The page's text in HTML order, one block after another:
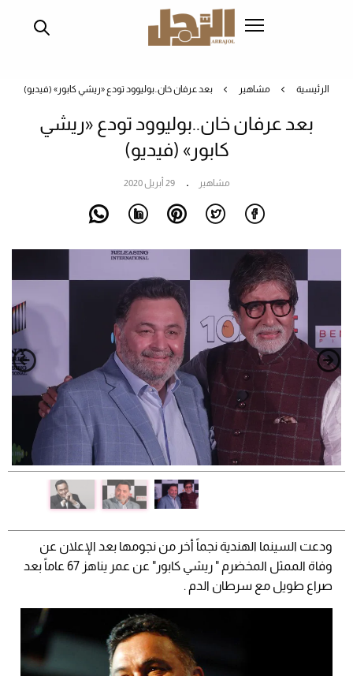
الرئيسية مشاهير بعد عرفان خان..بوليوود تودع «ريشي كابور» (فيديو)
بعد عرفان خان..بوليوود تودع «ريشي
كابور» (فيديو)
مشاهير 29 أبريل 2020
ودعت السينما الهندية نجماً أخر من نجومها بعد الإعلان عن
وفاة الممثل المخضرم " ريشي كابور" عن عمر يناهز 67 عاماً بعد
صراع طويل مع سرطان الدم .